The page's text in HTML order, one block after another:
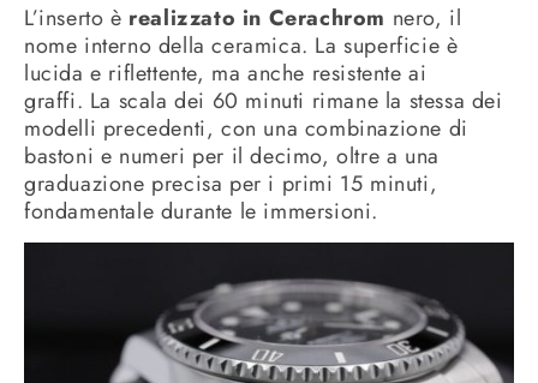
L’inserto è realizzato in Cerachrom nero, il
nome interno della ceramica. La superficie è
lucida e riflettente, ma anche resistente ai
graffi. La scala dei 60 minuti rimane la stessa dei
modelli precedenti, con una combinazione di
bastoni e numeri per il decimo, oltre a una
graduazione precisa per i primi 15 minuti,
fondamentale durante le immersioni.